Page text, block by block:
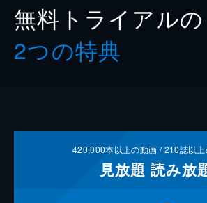
無料トライアルの
2つの特典
420,000本以上の動画 /210誌以
見放題 読み放